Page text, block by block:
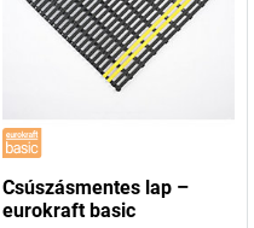
Csúszásmentes lap –
eurokraft basic